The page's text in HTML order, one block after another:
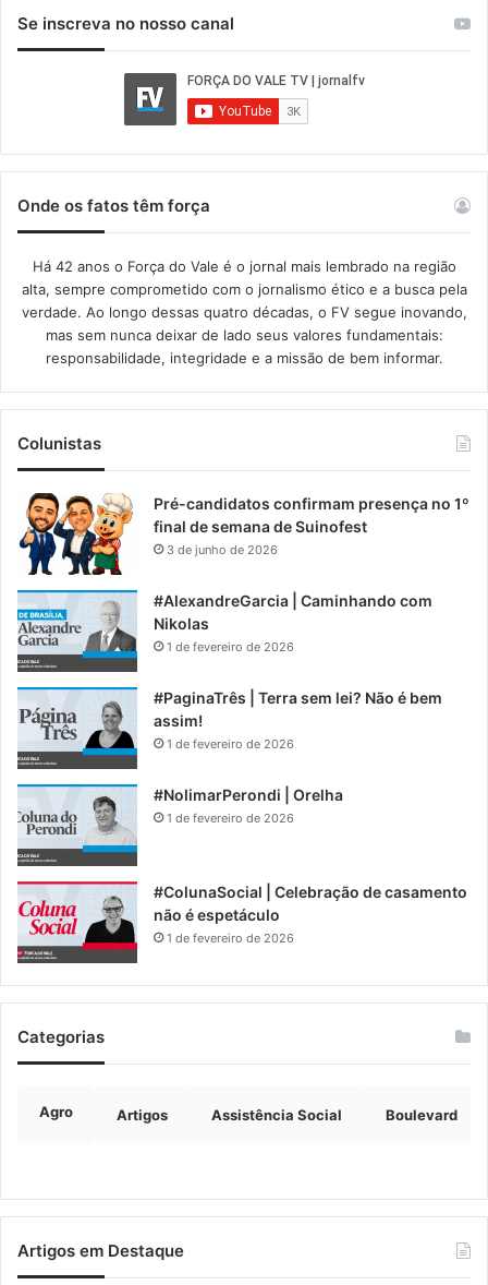
Se inscreva no nosso canal
Onde os fatos têm força
Há 42 anos o Força do Vale é o jornal mais lembrado na região
alta, sempre comprometido com o jornalismo ético e a busca pela
verdade. Ao longo dessas quatro décadas, o FV segue inovando,
mas sem nunca deixar de lado seus valores fundamentais:
responsabilidade, integridade e a missão de bem informar.​
Colunistas
Pré-candidatos confirmam presença no 1º
final de semana de Suinofest
3 de junho de 2026
#AlexandreGarcia | Caminhando com
Nikolas
1 de fevereiro de 2026
#PaginaTrês | Terra sem lei? Não é bem
assim!
1 de fevereiro de 2026
#NolimarPerondi | Orelha
1 de fevereiro de 2026
#ColunaSocial | Celebração de casamento
não é espetáculo
1 de fevereiro de 2026
Categorias
Agro Artigos Assistência Social Boulevard
Artigos em Destaque